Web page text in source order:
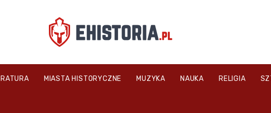
ehistoria.pl
MIASTA HISTORYCZNE MUZYKA NAUKA RELIGIA